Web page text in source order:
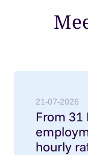
21-07-2026
From
hourly